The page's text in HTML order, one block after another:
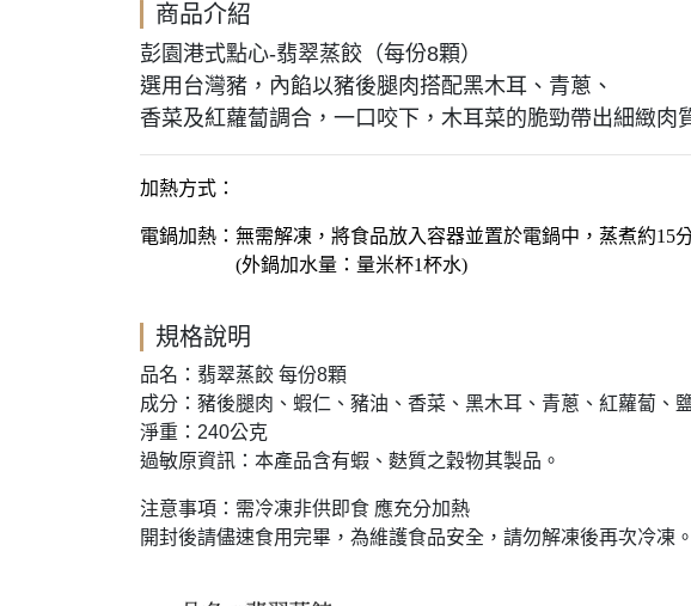
商品介紹
彭園港式點心-翡翠蒸餃（每份8顆）
選用台灣豬，內餡以豬後腿肉搭配黑木耳、青蔥、
香菜及紅蘿蔔調合，一口咬下，木耳菜的脆勁帶出細緻肉
加熱方式：
電鍋加熱：無需解凍，將食品放入容器並置於電鍋中，蒸煮約15
(外鍋加水量：量米杯1杯水)
規格說明
品名：翡翠蒸餃 每份8顆
成分：豬後腿肉、蝦仁、豬油、香菜、黑木耳、青蔥、紅蘿蔔、
淨重：240公克
過敏原資訊：本產品含有蝦、麩質之穀物其製品。
注意事項：需冷凍非供即食 應充分加熱
開封後請儘速食用完畢，為維護食品安全，請勿解凍後再次冷凍。